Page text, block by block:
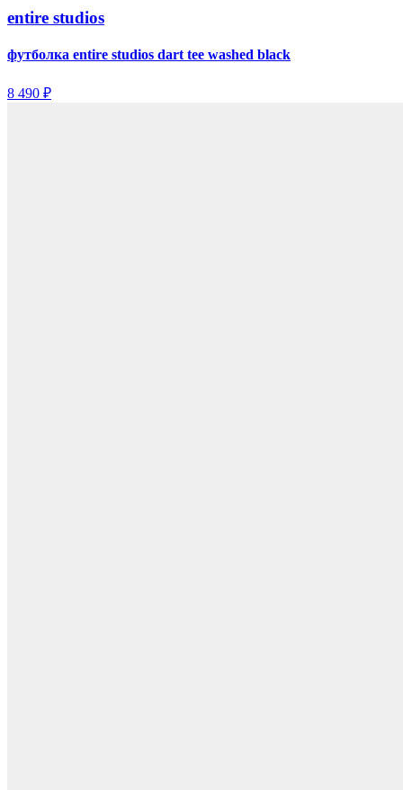
entire studios
футболка entire studios dart tee washed black
8 490 ₽